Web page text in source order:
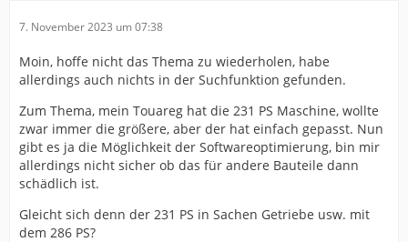
7. November 2023 um 07:38
Moin, hoffe nicht das Thema zu wiederholen, habe
allerdings auch nichts in der Suchfunktion gefunden.
Zum Thema, mein Touareg hat die 231 PS Maschine, wollte
zwar immer die größere, aber der hat einfach gepasst. Nun
gibt es ja die Möglichkeit der Softwareoptimierung, bin mir
allerdings nicht sicher ob das für andere Bauteile dann
schädlich ist.
Gleicht sich denn der 231 PS in Sachen Getriebe usw. mit
dem 286 PS?